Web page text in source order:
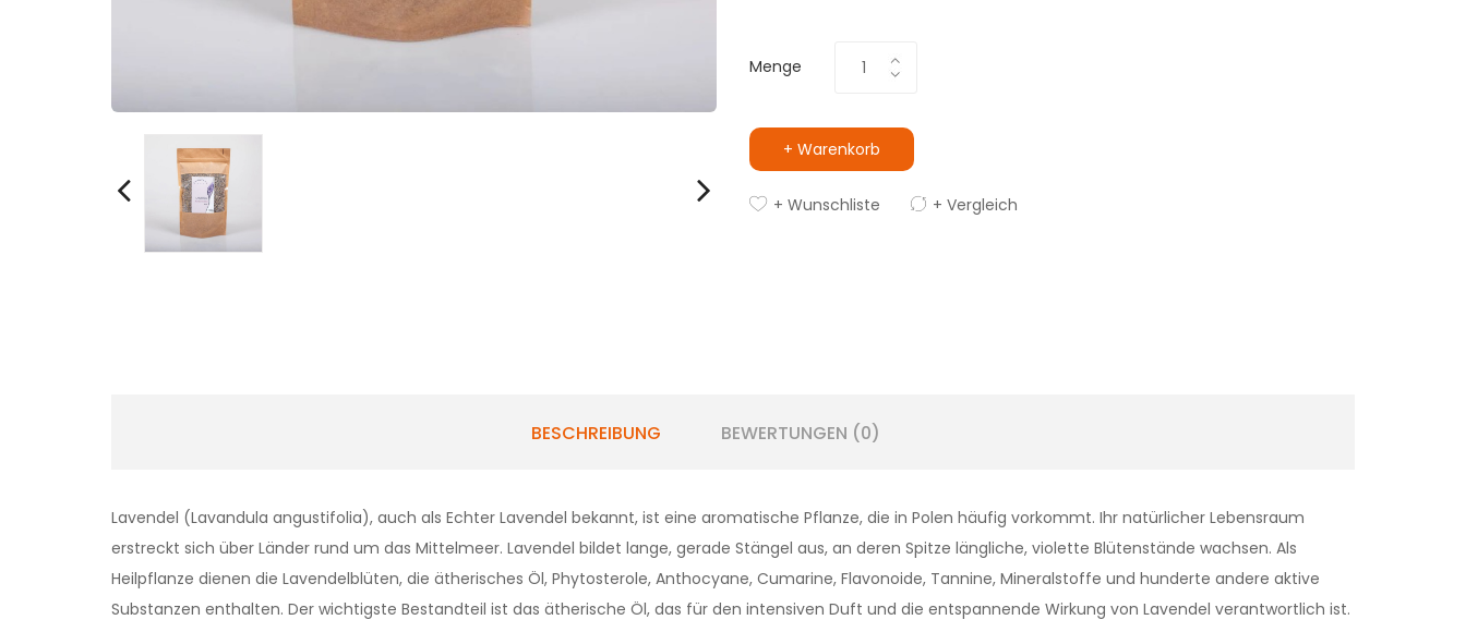
Menge
+ Warenkorb
+ Wunschliste + Vergleich
BESCHREIBUNG BEWERTUNGEN (0)
Lavendel (Lavandula angustifolia), auch als Echter Lavendel bekannt, ist eine aromatische Pflanze, die in Polen häufig vorkommt. Ihr natürlicher Lebensraum
erstreckt sich über Länder rund um das Mittelmeer. Lavendel bildet lange, gerade Stängel aus, an deren Spitze längliche, violette Blütenstände wachsen. Als
Heilpflanze dienen die Lavendelblüten, die ätherisches Öl, Phytosterole, Anthocyane, Cumarine, Flavonoide, Tannine, Mineralstoffe und hunderte andere aktive
Substanzen enthalten. Der wichtigste Bestandteil ist das ätherische Öl, das für den intensiven Duft und die entspannende Wirkung von Lavendel verantwortlich ist.